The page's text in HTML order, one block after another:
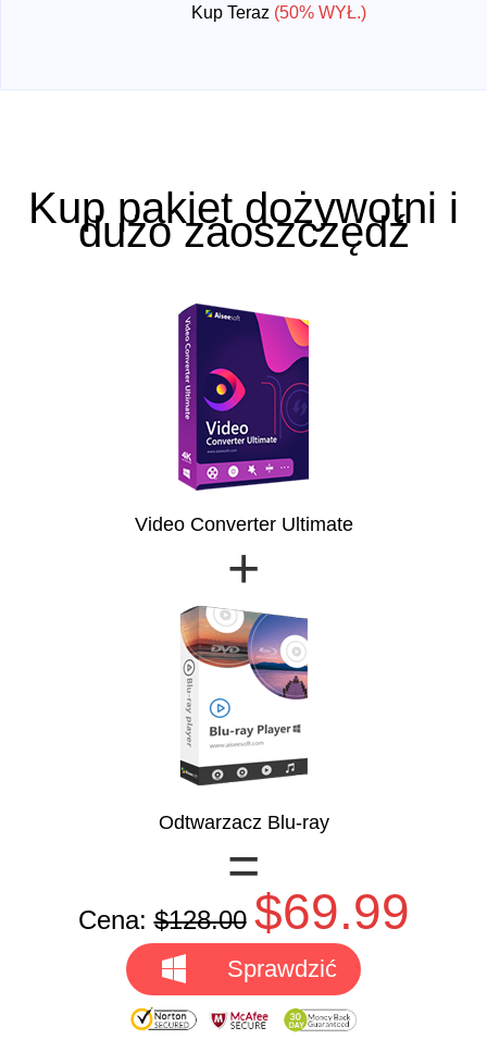
Kup Teraz (50% WYŁ.)
Kup pakiet dożywotni i
dużo zaoszczędź
Video Converter Ultimate
+
Odtwarzacz Blu-ray
=
Cena:$128.00 $69.99
Sprawdzić